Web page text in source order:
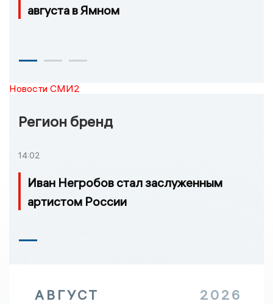
августа в Ямном
Новости СМИ2
Регион бренд
14:02
Иван Негробов стал заслуженным
артистом России
АВГУСТ 2026